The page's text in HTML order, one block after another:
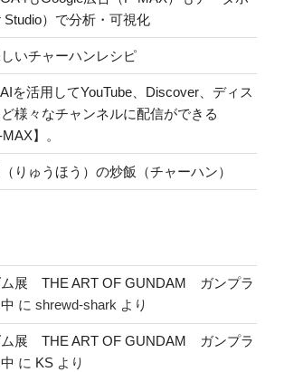
Studio）で分析・可視化
いチャーハンレシピ
を活用してYouTube、Discover、ディス
様々なチャンネルに配信ができる
】。
りゅうほう）の炒飯（チャーハン）
ム展 THE ART OF GUNDAM ガンプラ
に shrewd-shark より
ム展 THE ART OF GUNDAM ガンプラ
に KS より